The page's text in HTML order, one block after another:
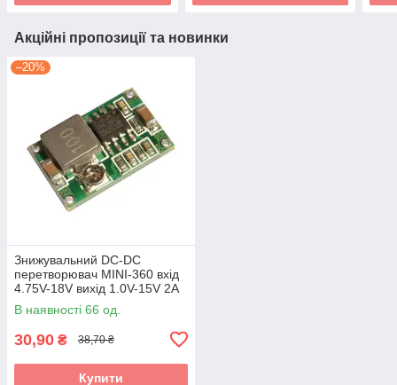
Акційні пропозиції та новинки
–20%
Знижувальний DC-DC
перетворювач MINI-360 вхід
4.75V-18V вихід 1.0V-15V 2A
В наявності 66 од.
30,90 ₴ 38,70 ₴
Купити